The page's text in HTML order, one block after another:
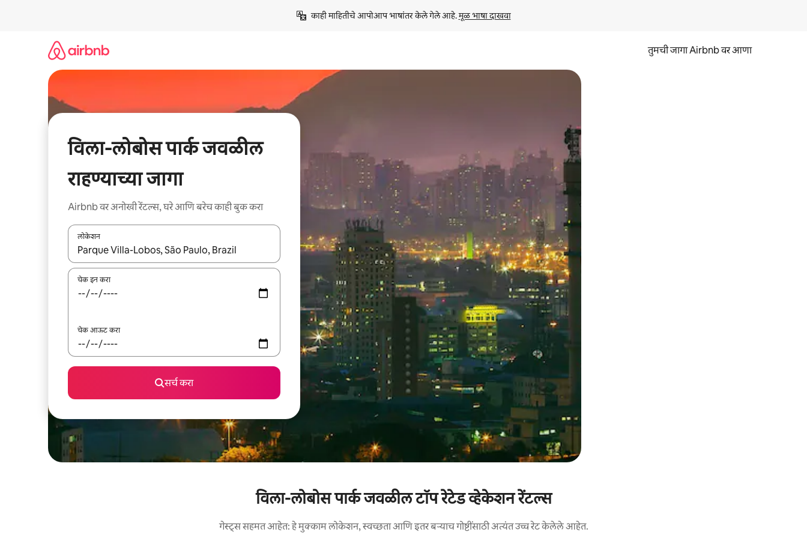
काही माहितीचे आपोआप भाषांतर केले गेले आहे. मूळ भाषा दाखवा
तुमची जागा Airbnb वर आणा
विला-लोबोस पार्क जवळील
राहण्याच्या जागा
Airbnb वर अनोखी रेंटल्स, घरे आणि बरेच काही बुक करा
लोकेशन
जेव्हा परिणाम उपलब्ध असतील, तेव्हा वरच्या आणि खाली बाणांच्या किजसह नेव्हिगेट करा किंवा स्पर्शाने स्वाइप जेश्चर्स वापरून एक्सप्लोर करा.
चेक इन करा
चेक आऊट करा
सर्च करा
विला-लोबोस पार्क जवळील टॉप रेटेड व्हेकेशन रेंटल्स
गेस्ट्स सहमत आहेत: हे मुक्काम लोकेशन, स्वच्छता आणि इतर बऱ्याच गोष्टींसाठी अत्यंत उच्च रेट केलेले आहेत.